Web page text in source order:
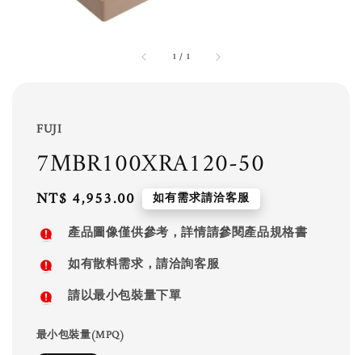
1 / 1
FUJI
7MBR100XRA120-50
Regular
price
NT$ 4,953.00 如有需求請洽客服
產品圖像僅供參考，詳情請參閱產品規格書
如有散料需求，請洽詢客服
請以最小包裝量下單
最小包裝量(MPQ)